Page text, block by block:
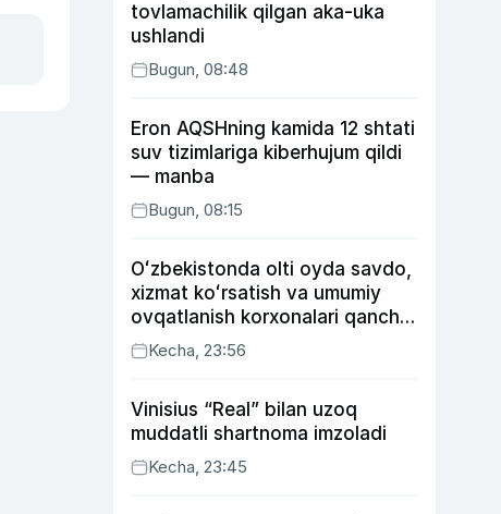
tovlamachilik qilgan aka-uka
ushlandi
Bugun, 08:48
Eron AQSHning kamida 12 shtati
suv tizimlariga kiberhujum qildi
— manba
Bugun, 08:15
Oʻzbekistonda olti oyda savdo,
xizmat koʻrsatish va umumiy
ovqatlanish korxonalari qancha
soliq toʻlagani ochiqlandi
Kecha, 23:56
Vinisius “Real” bilan uzoq
muddatli shartnoma imzoladi
Kecha, 23:45